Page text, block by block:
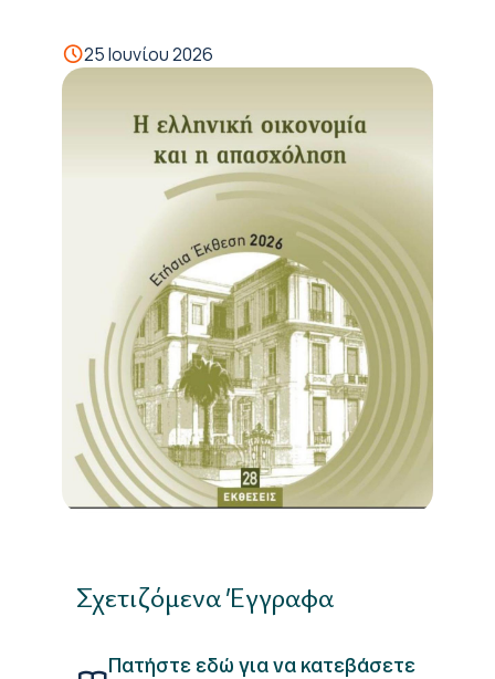
25 Ιουνίου 2026
Σχετιζόμενα Έγγραφα
Πατήστε εδώ για να κατεβάσετε